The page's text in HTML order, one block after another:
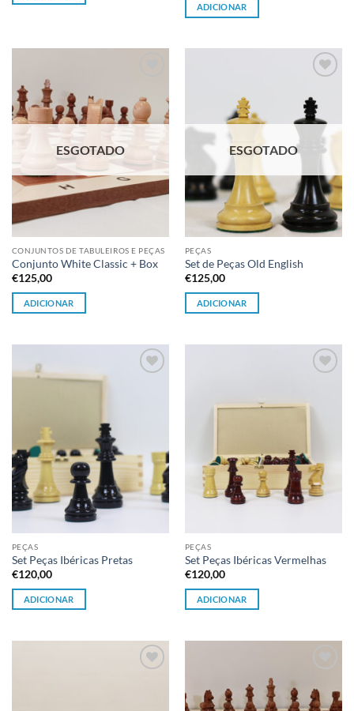
ADICIONAR
à lista de
desejos
ESGOTADO
CONJUNTOS DE TABULEIROS E PEÇAS
Conjunto White Classic + Box
€125,00
ADICIONAR
à lista de
desejos
ESGOTADO
PEÇAS
Set de Peças Old English
€125,00
ADICIONAR
PEÇAS
Set Peças Ibéricas Pretas
€120,00
ADICIONAR
desejos
PEÇAS
Set Peças Ibéricas Vermelhas
€120,00
ADICIONAR
Adicionar
à lista de
desejos